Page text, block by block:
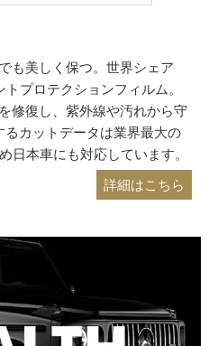
も美しく保つ。世界シェア
プロテクションフィルム。
修復し、紫外線や汚れから守
るカットデータは業界最大の
日本車にも対応しています。
詳細はこちら